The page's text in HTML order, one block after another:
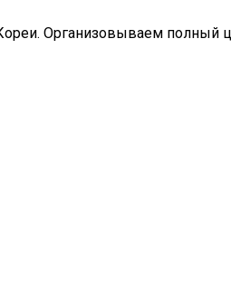
Организовываем полный